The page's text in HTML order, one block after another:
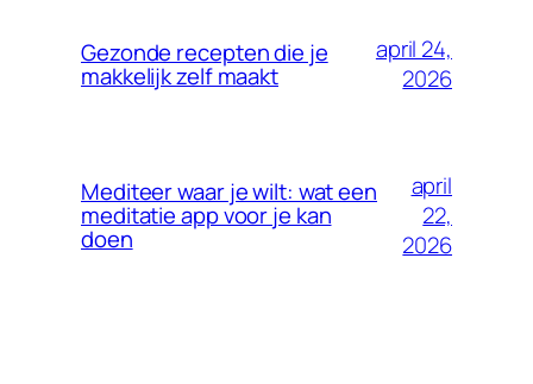
Gezonde recepten die je
makkelijk zelf maakt
april 24,
2026
Mediteer waar je wilt: wat een
meditatie app voor je kan
doen
april
22,
2026